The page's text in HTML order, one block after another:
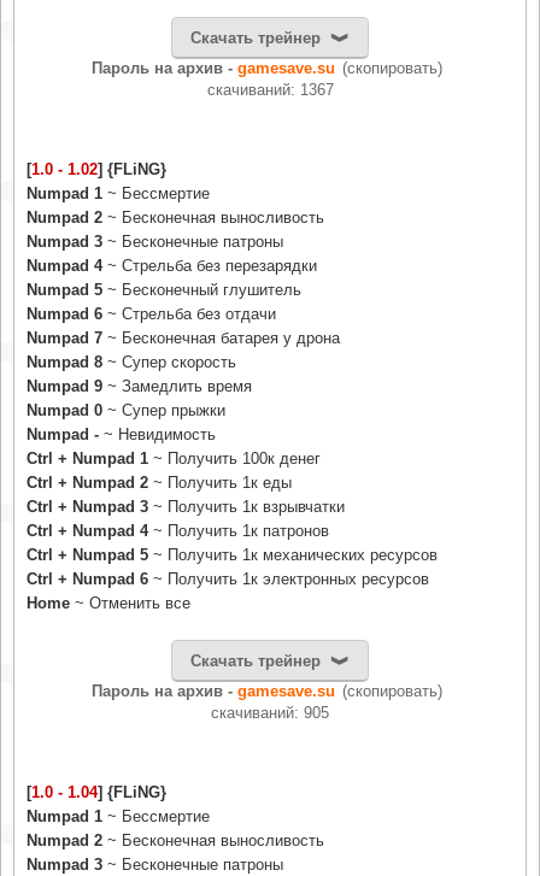
Скачать трейнер
Пароль на архив - gamesave.su (скопировать)
cкачиваний: 1367
[1.0 - 1.02] {FLiNG}
Numpad 1 ~ Бессмертие
Numpad 2 ~ Бесконечная выносливость
Numpad 3 ~ Бесконечные патроны
Numpad 4~ Стрельба без перезарядки
Numpad 5 ~ Бесконечный глушитель
Numpad 6 ~ Стрельба без отдачи
Numpad 7 ~ Бесконечная батарея у дрона
Numpad 8 ~ Супер скорость
Numpad 9 ~ Замедлить время
Numpad 0 ~ Супер прыжки
Numpad - ~ Невидимость
Ctrl + Numpad 1 ~ Получить 100к денег
Ctrl + Numpad 2 ~ Получить 1к еды
Ctrl + Numpad 3 ~ Получить 1к взрывчатки
Ctrl + Numpad 4~ Получить 1к патронов
Ctrl + Numpad 5 ~ Получить 1к механических ресурсов
Ctrl + Numpad 6 ~ Получить 1к электронных ресурсов
Home ~ Отменить все
Скачать трейнер
Пароль на архив - gamesave.su (скопировать)
cкачиваний: 905
[1.0 - 1.04] {FLiNG}
Numpad 1 ~ Бессмертие
Numpad 2 ~ Бесконечная выносливость
Numpad 3 ~ Бесконечные патроны